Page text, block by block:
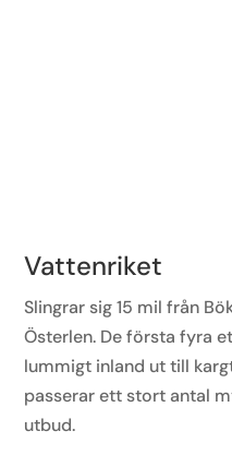
Vattenriket
Slingrar sig 15 mil från
Österlen. De första fyra
lummigt inland ut till
passerar ett stort antal
utbud.